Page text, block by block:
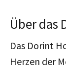
Über das
Das Dorint
Herzen der